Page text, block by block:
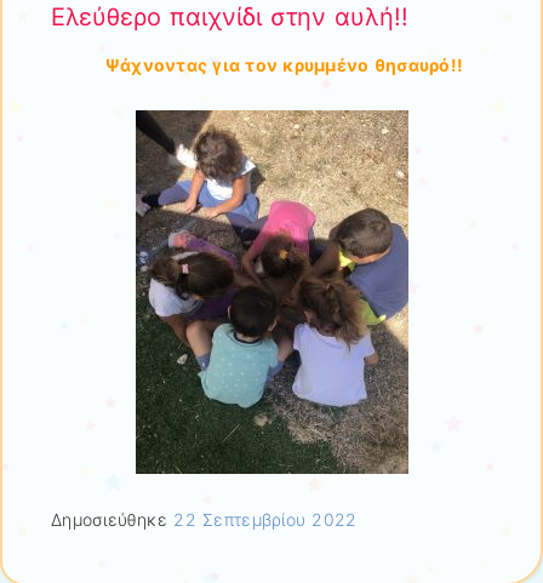
Ελεύθερο παιχνίδι στην αυλή!!
Ψάχνοντας για τον κρυμμένο θησαυρό!!
Δημοσιεύθηκε 22 Σεπτεμβρίου 2022